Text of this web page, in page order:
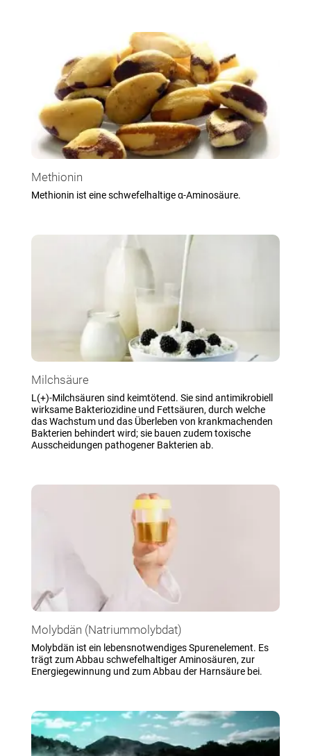
Methionin
Methionin ist eine schwefelhaltige α-Aminosäure.
Milchsäure
L(+)-Milchsäuren sind keimtötend. Sie sind antimikrobiell
wirksame Bakteriozidine und Fettsäuren, durch welche
das Wachstum und das Überleben von krankmachenden
Bakterien behindert wird; sie bauen zudem toxische
Ausscheidungen pathogener Bakterien ab.
Molybdän (Natriummolybdat)
Molybdän ist ein lebensnotwendiges Spurenelement. Es
trägt zum Abbau schwefelhaltiger Aminosäuren, zur
Energiegewinnung und zum Abbau der Harnsäure bei.